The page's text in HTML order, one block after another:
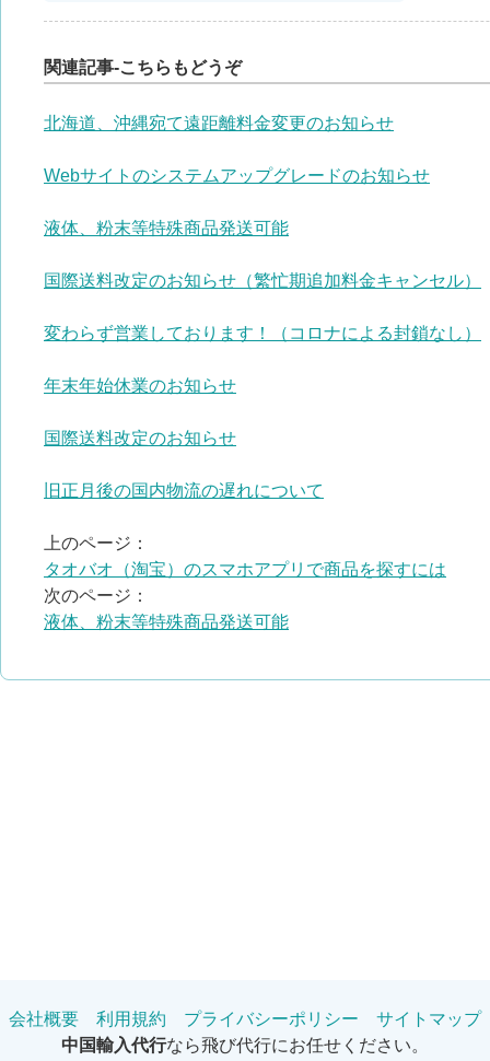
関連記事-こちらもどうぞ
北海道、沖縄宛て遠距離料金変更のお知らせ
Webサイトのシステムアップグレードのお知らせ
液体、粉末等特殊商品発送可能
国際送料改定のお知らせ（繁忙期追加料金キャンセル）
変わらず営業しております！（コロナによる封鎖なし）
年末年始休業のお知らせ
国際送料改定のお知らせ
旧正月後の国内物流の遅れについて
上のページ：
タオバオ（淘宝）のスマホアプリで商品を探すには
次のページ：
液体、粉末等特殊商品発送可能
会社概要 利用規約 プライバシーポリシー
サイトマップ
中国輸入代行なら飛び代行にお任せください。